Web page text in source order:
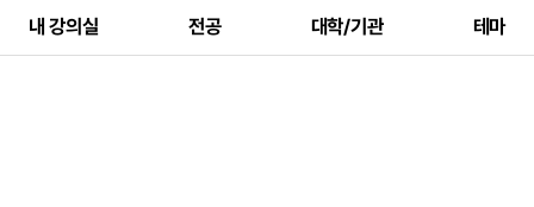
내 강의실 전공 대학/기관 테마